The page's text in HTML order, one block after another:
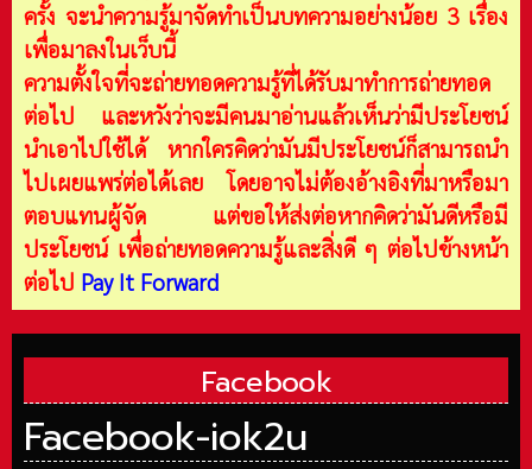
ครั้ง จะนำความรู้มาจัดทำเป็นบทความอย่างน้อย 3 เรื่อง
เพื่อมาลงในเว็บนี้
ความตั้งใจที่จะถ่ายทอดความรู้ที่ได้รับมาทำการถ่ายทอด
ต่อไป และหวังว่าจะมีคนมาอ่านแล้วเห็นว่ามีประโยชน์
นำเอาไปใช้ได้ หากใครคิดว่ามันมีประโยชน์ก็สามารถนำ
ไปเผยแพร่ต่อได้เลย โดยอาจไม่ต้องอ้างอิงที่มาหรือมา
ตอบแทนผู้จัด แต่ขอให้ส่งต่อหากคิดว่ามันดีหรือมี
ประโยชน์ เพื่อถ่ายทอดความรู้และสิ่งดี ๆ ต่อไปข้างหน้า
ต่อไป Pay It Forward
Facebook
Facebook-iok2u